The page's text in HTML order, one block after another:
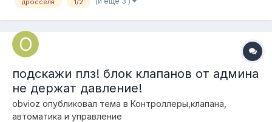
дросселя 1/2
подскажи плз! блок клапанов от админа
не держат давление!
obvioz опубликовал тема в Контроллеры,клапана,
автоматика и управление